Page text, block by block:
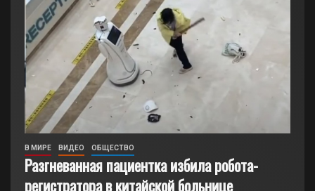
В МИРЕ ВИДЕО ОБЩЕСТВО
Разгневанная пациентка избила робота-
регистратора в китайской больнице